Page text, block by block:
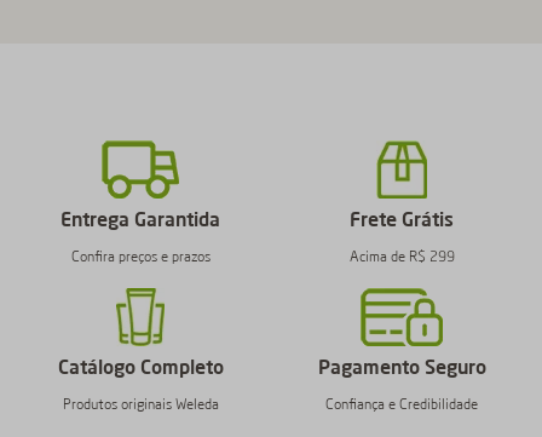
Entrega Garantida
Confira preços e prazos
Frete Grátis
Acima de R$ 299
Catálogo Completo
Produtos originais Weleda
Pagamento Seguro
Confiança e Credibilidade